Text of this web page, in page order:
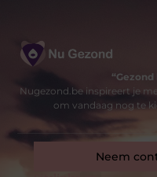
Nugezond.be inspireert je
om vandaag nog te
Neem